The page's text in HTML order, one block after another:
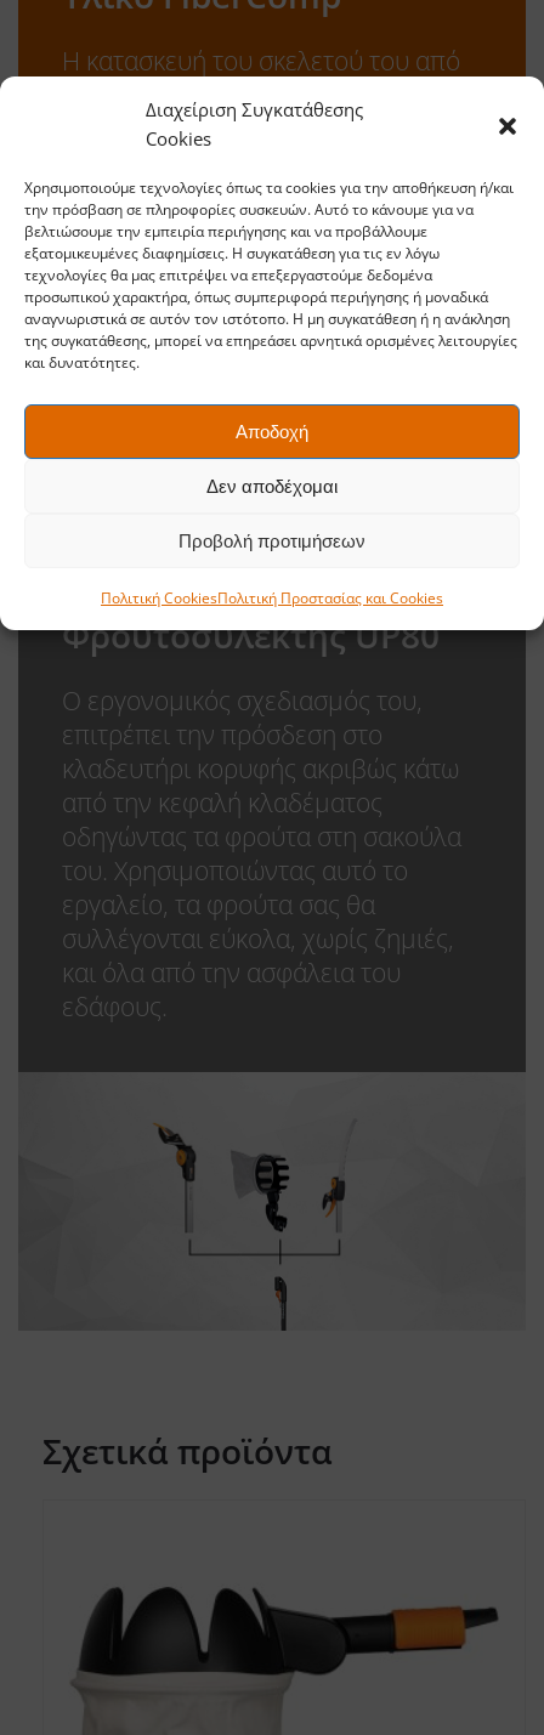
Διαχείριση Συγκατάθεσης
Cookies
Χρησιμοποιούμε τεχνολογίες όπως τα cookies για την αποθήκευση ή/και
την πρόσβαση σε πληροφορίες συσκευών. Αυτό το κάνουμε για να
βελτιώσουμε την εμπειρία περιήγησης και να προβάλλουμε
εξατομικευμένες διαφημίσεις. Η συγκατάθεση για τις εν λόγω
τεχνολογίες θα μας επιτρέψει να επεξεργαστούμε δεδομένα
προσωπικού χαρακτήρα, όπως συμπεριφορά περιήγησης ή μοναδικά
αναγνωριστικά σε αυτόν τον ιστότοπο. Η μη συγκατάθεση ή η ανάκληση
της συγκατάθεσης, μπορεί να επηρεάσει αρνητικά ορισμένες λειτουργίες
και δυνατότητες.
Αποδοχή
Δεν αποδέχομαι
Προβολή προτιμήσεων
Πολιτική CookiesΠολιτική Προστασίας και Cookies
Η κατασκευή του σκελετού του από
υλικό FiberComp™ καθιστά το
εργαλείο εξαιρετικά ελαφρύ και
και να σκουριάζει, όπως τα εργαλεία
από χάλυβα, αυξάνοντας σημαντικά
την διάρκεια ζωής του.
Φρουτοσυλέκτης UP80
O εργονομικός σχεδιασμός του,
επιτρέπει την πρόσδεση στο
κλαδευτήρι κορυφής ακριβώς κάτω
από την κεφαλή κλαδέματος
οδηγώντας τα φρούτα στη σακούλα
του. Χρησιμοποιώντας αυτό το
εργαλείο, τα φρούτα σας θα
συλλέγονται εύκολα, χωρίς ζημιές,
και όλα από την ασφάλεια του
εδάφους.
Σχετικά προϊόντα